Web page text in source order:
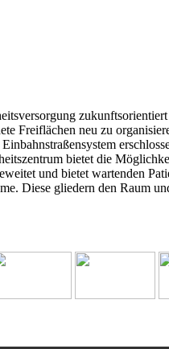
Freiflächen neu zu
bietet die
und bietet wartenden
Diese gliedern den Raum